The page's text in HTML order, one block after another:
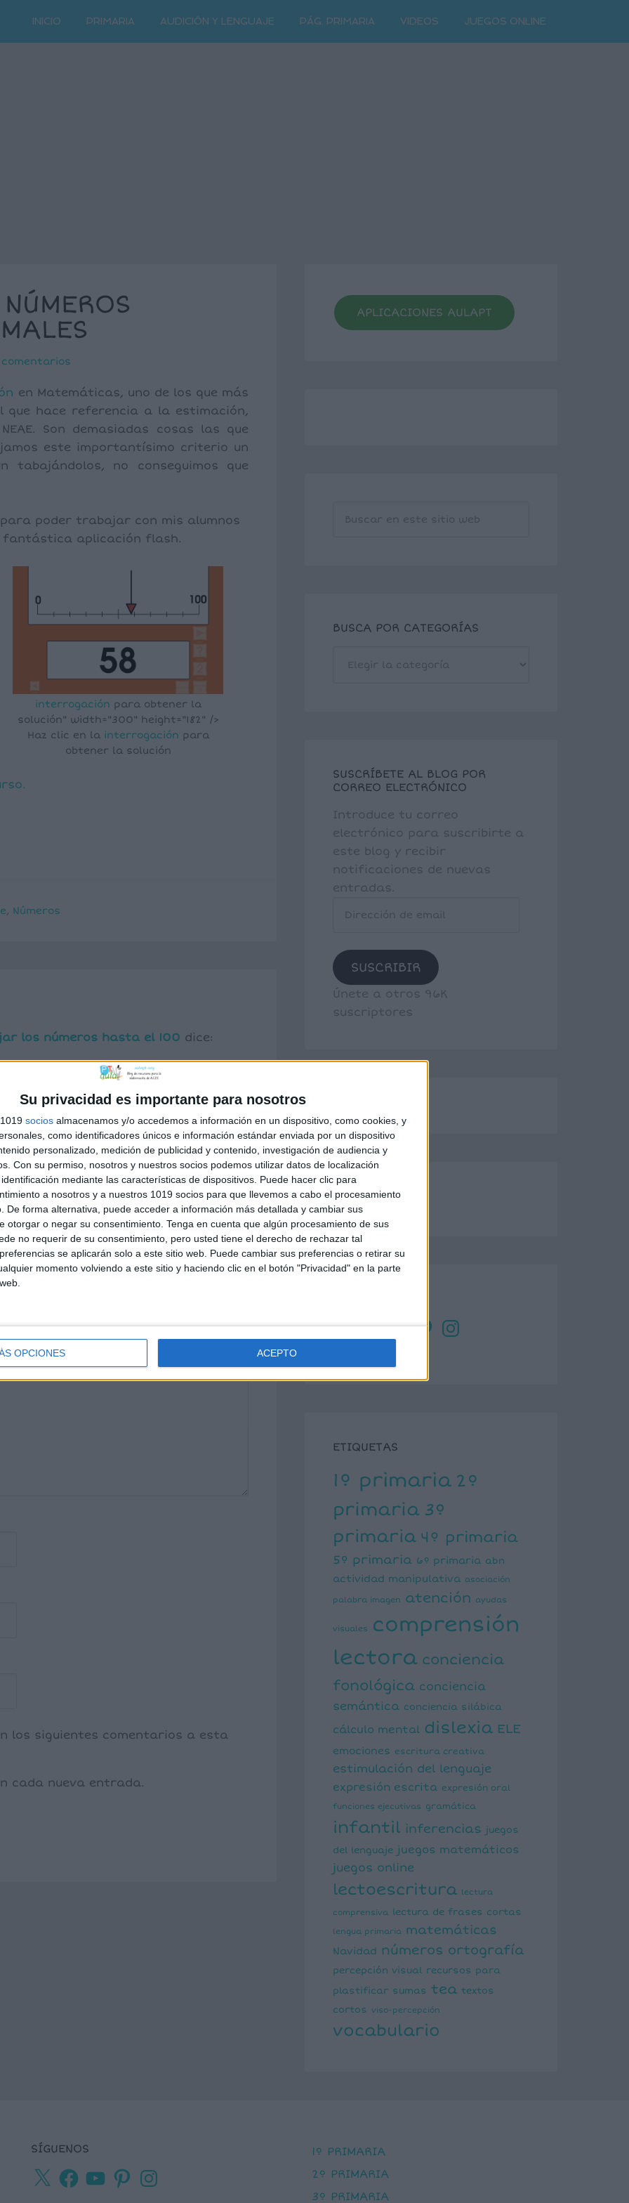
Su privacidad es importante para nosotros
socios almacenamos y/o accedemos a información en un dispositivo, como cookies, y
como identificadores únicos e información estándar enviada por un dispositivo
personalizado, medición de publicidad y contenido, investigación de audiencia y
Con su permiso, nosotros y nuestros socios podemos utilizar datos de localización
mediante las características de dispositivos. Puede hacer clic para
a nosotros y a nuestros 1019 socios para que llevemos a cabo el procesamiento
De forma alternativa, puede acceder a información más detallada y cambiar sus
otorgar o negar su consentimiento. Tenga en cuenta que algún procesamiento de sus
no requerir de su consentimiento, pero usted tiene el derecho de rechazar tal
se aplicarán solo a este sitio web. Puede cambiar sus preferencias o retirar su
momento volviendo a este sitio y haciendo clic en el botón "Privacidad" en la parte
OPCIONES ACEPTO
INICIO PRIMARIA AUDICIÓN Y LENGUAJE PÁG. PRIMARIA VIDEOS JUEGOS ONLINE
comentarios
en Matemáticas, uno de los que más
que hace referencia a la estimación,
Son demasiadas cosas las que
este importantísimo criterio un
tabajándolos, no conseguimos que
poder trabajar con mis alumnos
fantástica aplicación flash.
interrogación para obtener la
solución" width="300" height="182" />
Haz clic en la interrogación para
obtener la solución
, Números
los números hasta el 100 dice:
representación en recta numérica.
- Aula PT dice:
Y DECIMALES […]
será publicada.
los siguientes comentarios a esta
cada nueva entrada.
APLICACIONES AULAPT
BUSCA POR CATEGORÍAS
SUSCRÍBETE AL BLOG POR
CORREO ELECTRÓNICO
Introduce tu correo
electrónico para suscribirte a
este blog y recibir
notificaciones de nuevas
entradas.
SUSCRIBIR
Únete a otros 96K
suscriptores
X
Facebook
YouTubePinterestInstagram
ETIQUETAS
1º primaria 2º
primaria 3º
primaria 4º primaria
5º primaria 6º primaria abn
actividad manipulativa asociación
palabra imagen atención ayudas
visuales
comprensión
lectora conciencia
fonológica conciencia
semántica conciencia silábica
cálculo mental dislexia ELE
emociones escritura creativa
estimulación del lenguaje
expresión escrita expresión oral
funciones ejecutivas gramática
infantil inferencias juegos
del lenguaje juegos matemáticos
juegos online
lectoescritura lectura
comprensiva lectura de frases cortas
lengua primaria matemáticas
Navidad números ortografía
percepción visual recursos para
plastificar sumas tea textos
cortos
viso-percepción
vocabulario
SÍGUENOS
X
Facebook
YouTubePinterestInstagram
1º PRIMARIA
2º PRIMARIA
3º PRIMARIA